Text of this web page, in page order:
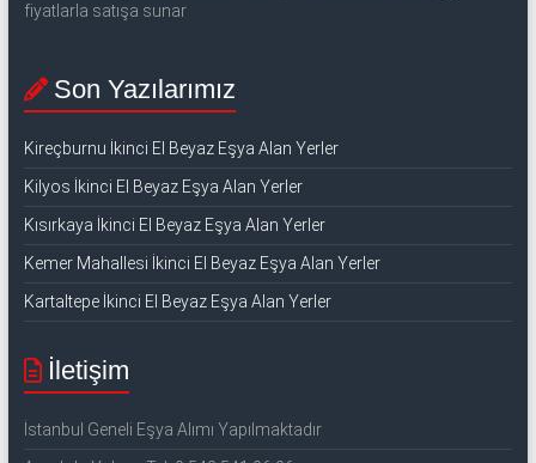
fiyatlarla satışa sunar
Son Yazılarımız
Kireçburnu İkinci El Beyaz Eşya Alan Yerler
Kilyos İkinci El Beyaz Eşya Alan Yerler
Kısırkaya İkinci El Beyaz Eşya Alan Yerler
Kemer Mahallesi İkinci El Beyaz Eşya Alan Yerler
Kartaltepe İkinci El Beyaz Eşya Alan Yerler
İletişim
İstanbul Geneli Eşya Alımı Yapılmaktadır